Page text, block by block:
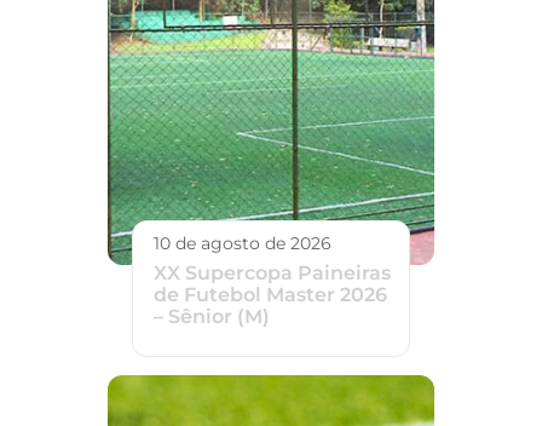
10 de agosto de 2026
XX Supercopa Paineiras
de Futebol Master 2026
– Sênior (M)